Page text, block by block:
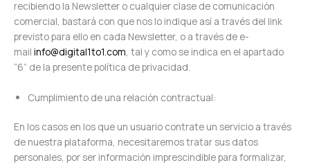
recibiendo la Newsletter o cualquier clase de comunicación
comercial, bastará con que nos lo indique así a través del link
previsto para ello en cada Newsletter, o a través de e-
mail info@digital1to1 .com , tal y como se indica en el apartado
“6” de la presente política de privacidad.
Cumplimiento de una relación contractual:
En los casos en los que un usuario contrate un servicio a través
de nuestra plataforma, necesitaremos tratar sus datos
personales, por ser información imprescindible para formalizar,